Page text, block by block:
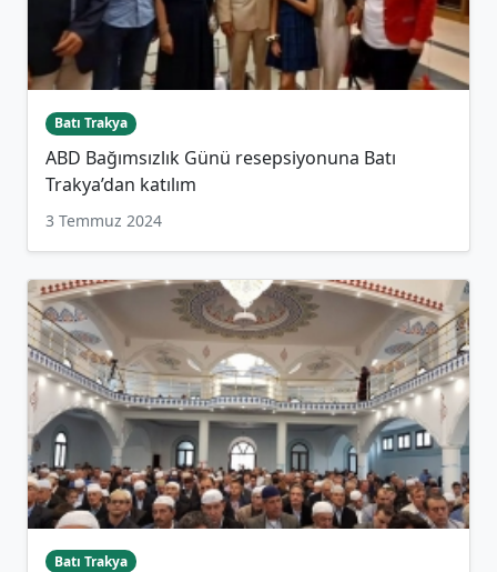
Batı Trakya
ABD Bağımsızlık Günü resepsiyonuna Batı
Trakya’dan katılım
3 Temmuz 2024
Batı Trakya